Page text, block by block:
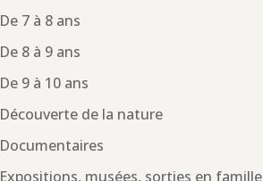
De 7 à 8 ans
De 8 à 9 ans
De 9 à 10 ans
Découverte de la nature
Documentaires
Expositions, musées, sorties en famille